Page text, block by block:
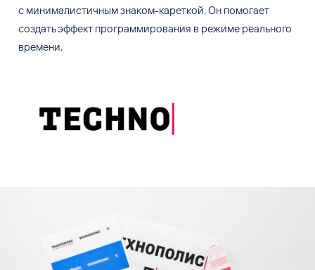
с минималистичным знаком-кареткой. Он помогает
создать эффект программирования в режиме реального
времени.